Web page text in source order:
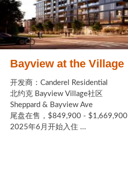
Bayview at the Village
开发商：Canderel Residential
北约克 Bayview Village社区
Sheppard & Bayview Ave
尾盘在售，$849,900 - $1,669,900
2025年6月开始入住 ...